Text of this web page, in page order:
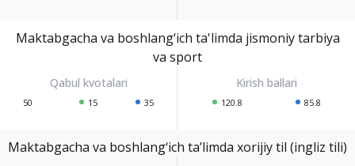
Maktabgacha va boshlang‘ich ta'limda jismoniy tarbiya
va sport
50 15 35 120.8 85.8
Maktabgacha va boshlang‘ich ta’limda xorijiy til (ingliz tili)